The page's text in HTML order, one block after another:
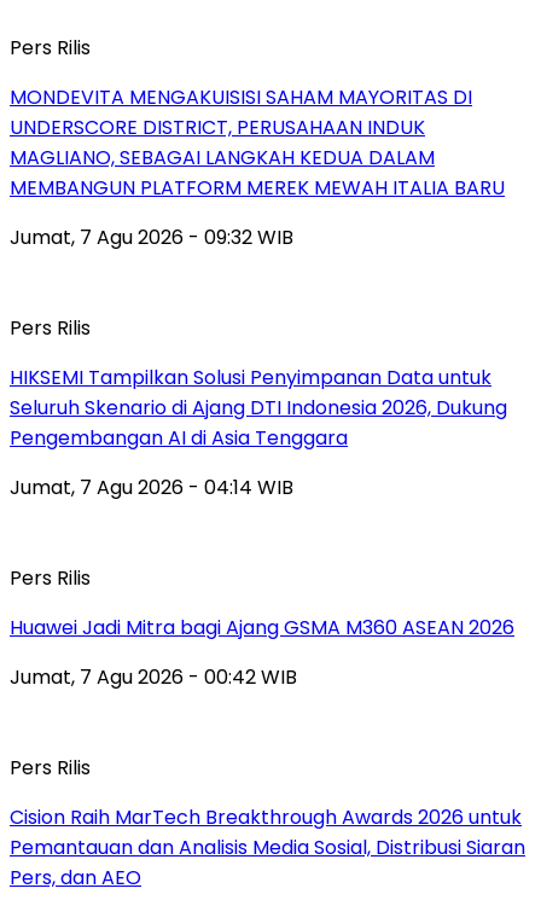
Pers Rilis
MONDEVITA MENGAKUISISI SAHAM MAYORITAS DI
UNDERSCORE DISTRICT, PERUSAHAAN INDUK
MAGLIANO, SEBAGAI LANGKAH KEDUA DALAM
MEMBANGUN PLATFORM MEREK MEWAH ITALIA BARU
Jumat, 7 Agu 2026 - 09:32 WIB
Pers Rilis
HIKSEMI Tampilkan Solusi Penyimpanan Data untuk
Seluruh Skenario di Ajang DTI Indonesia 2026, Dukung
Pengembangan AI di Asia Tenggara
Jumat, 7 Agu 2026 - 04:14 WIB
Pers Rilis
Huawei Jadi Mitra bagi Ajang GSMA M360 ASEAN 2026
Jumat, 7 Agu 2026 - 00:42 WIB
Pers Rilis
Cision Raih MarTech Breakthrough Awards 2026 untuk
Pemantauan dan Analisis Media Sosial, Distribusi Siaran
Pers, dan AEO